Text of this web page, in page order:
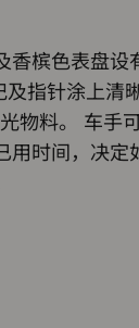
香槟色表盘设
及指针涂上清
物料。 车手
用时间，决定